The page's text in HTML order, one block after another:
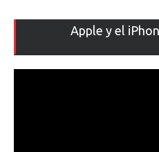
Apple y el